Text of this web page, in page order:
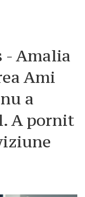
- Amalia
Ami
a
A pornit